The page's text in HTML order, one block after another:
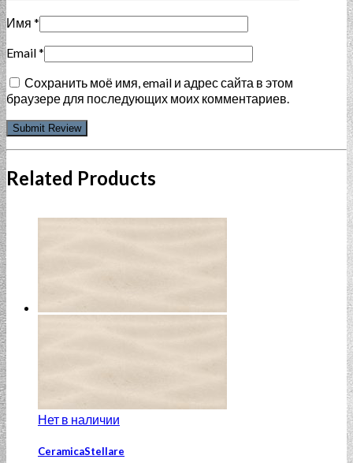
Имя *
Email*
Сохранить моё имя, email и адрес сайта в этом
браузере для последующих моих комментариев.
Related Products
Нет в наличии
CeramicaStellare